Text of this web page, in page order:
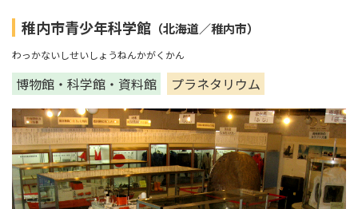
稚内市青少年科学館 （北海道／稚内市）
わっかないしせいしょうねんかがくかん
博物館・科学館・資料館 プラネタリウム